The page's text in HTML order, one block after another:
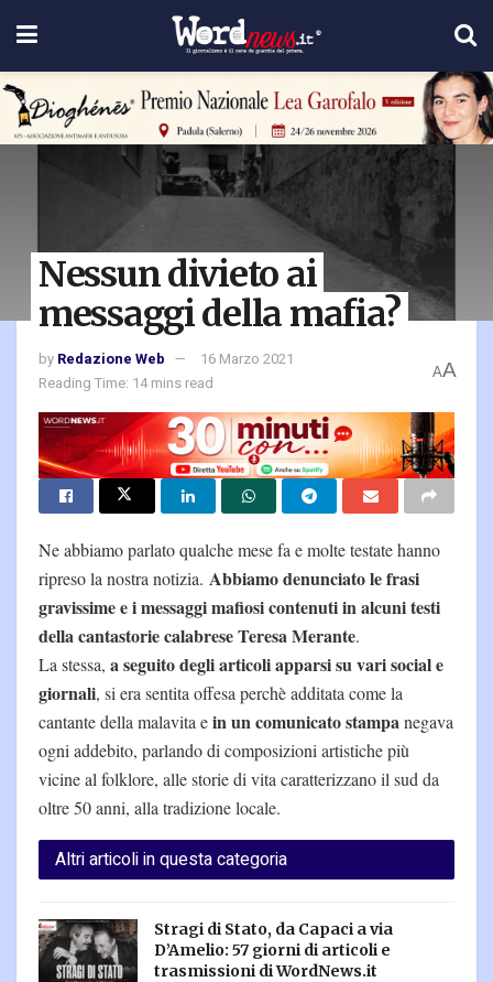
Nessun divieto ai
messaggi della mafia?
by Redazione Web
16 Marzo 2021
Reading Time: 14 mins read
AA
Ne abbiamo parlato qualche mese fa e molte testate hanno
ripreso la nostra notizia. Abbiamo denunciato le frasi
gravissime e i messaggi mafiosi contenuti in alcuni testi
della cantastorie calabrese Teresa Merante.
La stessa, a seguito degli articoli apparsi su vari social e
giornali, si era sentita offesa perchè additata come la
cantante della malavita ein un comunicato stampanegava
ogni addebito, parlando di composizioni artistiche più
vicine al folklore, alle storie di vita caratterizzano il sud da
oltre 50 anni, alla tradizione locale.
Altri articoli in questa categoria
Stragi di Stato, da Capaci a via
D’Amelio: 57 giorni di articoli e
trasmissioni di WordNews.it